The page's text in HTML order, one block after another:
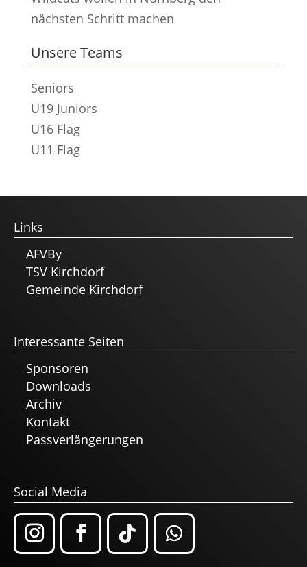
nächsten Schritt machen
Unsere Teams
Seniors
U19 Juniors
U16 Flag
U11 Flag
Links
AFVBy
TSV Kirchdorf
Gemeinde Kirchdorf
Interessante Seiten
Sponsoren
Downloads
Archiv
Kontakt
Passverlängerungen
Social Media